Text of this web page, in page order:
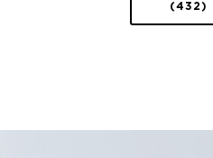
(432)